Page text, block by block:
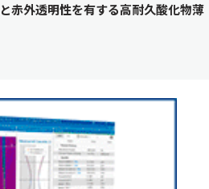
赤外透明性を有する高耐久酸化物薄